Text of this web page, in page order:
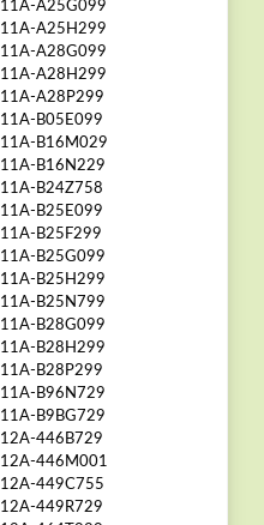
11A-A25G099
11A-A25H299
11A-A28G099
11A-A28H299
11A-A28P299
11A-B05E099
11A-B16M029
11A-B16N229
11A-B24Z758
11A-B25E099
11A-B25F299
11A-B25G099
11A-B25H299
11A-B25N799
11A-B28G099
11A-B28H299
11A-B28P299
11A-B96N729
11A-B9BG729
12A-446B729
12A-446M001
12A-449C755
12A-449R729